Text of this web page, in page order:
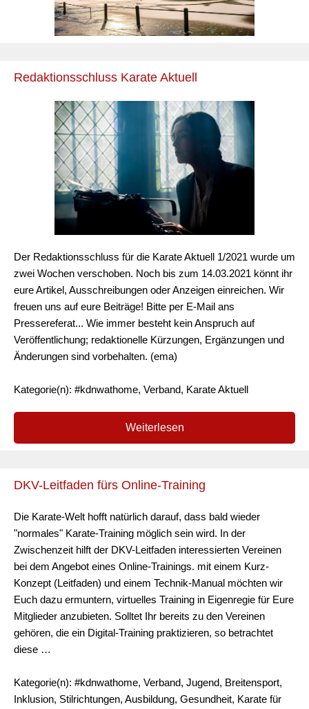
Redaktionsschluss Karate Aktuell
Der Redaktionsschluss für die Karate Aktuell 1/2021 wurde um
zwei Wochen verschoben. Noch bis zum 14.03.2021 könnt ihr
eure Artikel, Ausschreibungen oder Anzeigen einreichen. Wir
freuen uns auf eure Beiträge! Bitte per E-Mail ans
Pressereferat... Wie immer besteht kein Anspruch auf
Veröffentlichung; redaktionelle Kürzungen, Ergänzungen und
Änderungen sind vorbehalten. (ema)
Kategorie(n): #kdnwathome, Verband, Karate Aktuell
Weiterlesen
DKV-Leitfaden fürs Online-Training
Die Karate-Welt hofft natürlich darauf, dass bald wieder
"normales" Karate-Training möglich sein wird. In der
Zwischenzeit hilft der DKV-Leitfaden interessierten Vereinen
bei dem Angebot eines Online-Trainings. mit einem Kurz-
Konzept (Leitfaden) und einem Technik-Manual möchten wir
Euch dazu ermuntern, virtuelles Training in Eigenregie für Eure
Mitglieder anzubieten. Solltet Ihr bereits zu den Vereinen
gehören, die ein Digital-Training praktizieren, so betrachtet
diese …
Kategorie(n): #kdnwathome, Verband, Jugend, Breitensport,
Inklusion, Stilrichtungen, Ausbildung, Gesundheit, Karate für